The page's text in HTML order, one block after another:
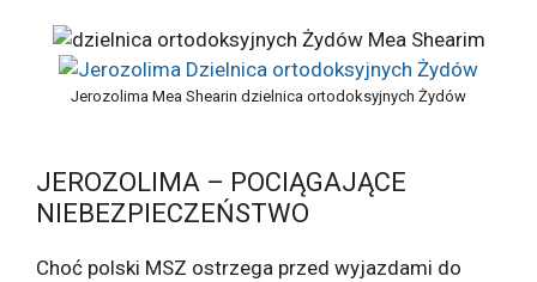
Jerozolima Mea Shearin dzielnica ortodoksyjnych Żydów
JEROZOLIMA – POCIĄGAJĄCE
NIEBEZPIECZEŃSTWO
Choć polski MSZ ostrzega przed wyjazdami do